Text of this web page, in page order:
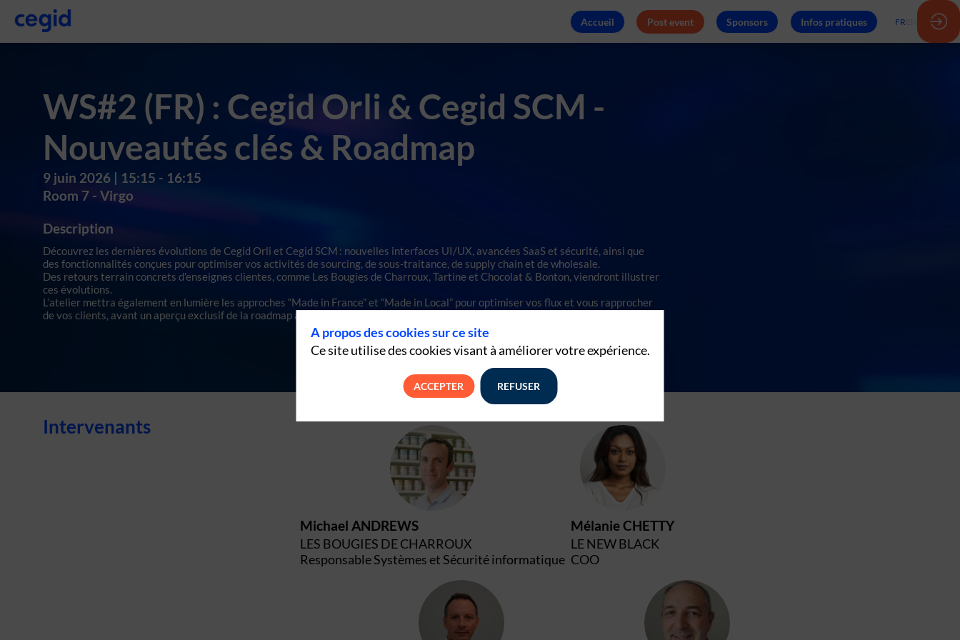
Accueil Post event Sponsors Infos pratiques FR
WS#2 (FR) : Cegid Orli & Cegid SCM -
Nouveautés clés & Roadmap
9 juin 2026 15:15 - 16:15
Room 7 - Virgo
Description
Découvrez les dernières évolutions de Cegid Orli et Cegid SCM : nouvelles interfaces UI/UX, avancées SaaS et sécurité, ainsi que
des fonctionnalités conçues pour optimiser vos activités de sourcing, de sous-traitance, de supply chain et de wholesale.
Des retours terrain concrets d’enseignes clientes, comme Les Bougies de Charroux, Tartine et Chocolat & Bonton, viendront illustrer
ces évolutions.
L’atelier mettra également en lumière les approches “Made in France” et “Made in Local” pour optimiser vos flux et vous rapprocher
de vos clients, avant un aperçu exclusif de la roadmap à venir.
Intervenants
MA
Michael ANDREWS
LES BOUGIES DE CHARROUX
Responsable Systèmes et Sécurité informatique
MC
MélanieCHETTY
LE NEW BLACK
COO
AC PM
A propos des cookies sur ce site
Ce site utilise des cookies visant à améliorer votre expérience.
ACCEPTER REFUSER